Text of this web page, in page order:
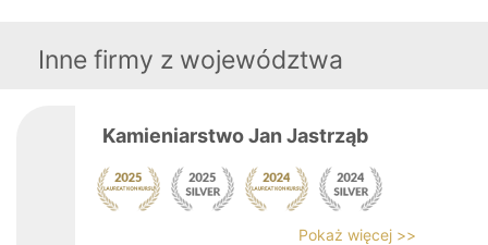
Inne firmy z województwa
Kamieniarstwo Jan Jastrząb
Pokaż więcej >>